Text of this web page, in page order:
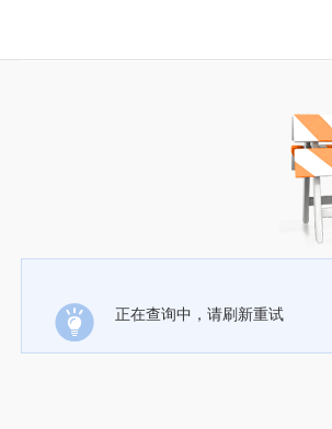
正在查询中，请刷新重试